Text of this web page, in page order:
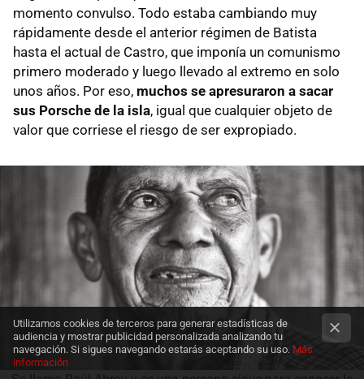
momento convulso. Todo estaba cambiando muy
rápidamente desde el anterior régimen de Batista
hasta el actual de Castro, que imponía un comunismo
primero moderado y luego llevado al extremo en solo
unos años. Por eso, muchos se apresuraron a sacar
sus Porsche de la isla, igual que cualquier objeto de
valor que corriese el riesgo de ser expropiado.
Utilizamos cookies de terceros para generar estadísticas de
audiencia y mostrar publicidad personalizada analizando tu
navegación. Si sigues navegando estarás aceptando su uso. Más
información